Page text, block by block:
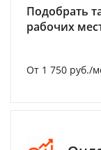
Подобрать
рабочих
От 1 750 руб./